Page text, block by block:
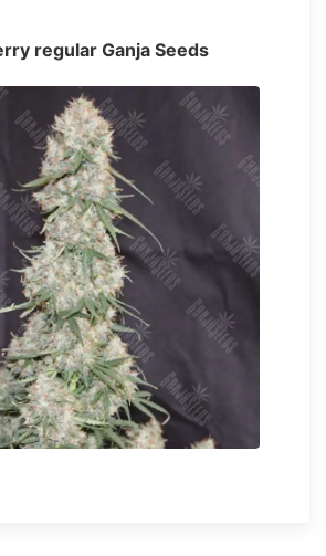
regular Ganja Seeds